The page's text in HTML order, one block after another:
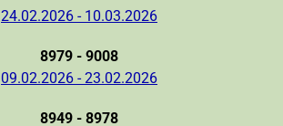
24.02.2026 - 10.03.2026
8979 - 9008
09.02.2026 - 23.02.2026
8949 - 8978